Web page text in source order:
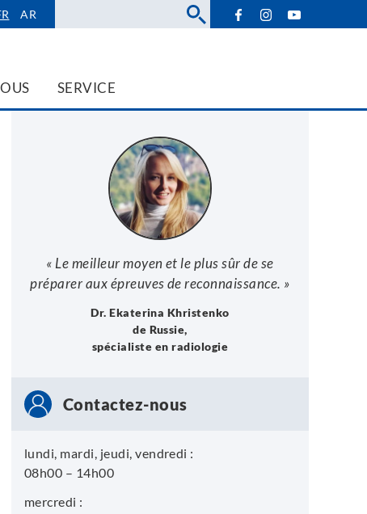
AR
SERVICE
« Le meilleur moyen et le plus sûr de se
préparer aux épreuves de reconnaissance. »
Dr. Ekaterina Khristenko
de Russie,
spécialiste en radiologie
Contactez-nous
lundi, mardi, jeudi, vendredi :
08h00 – 14h00
mercredi :